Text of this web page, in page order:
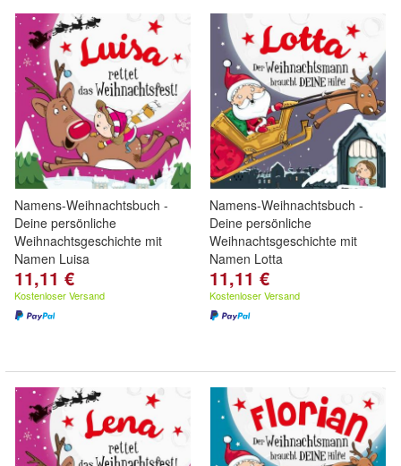
Namens-Weihnachtsbuch -
Deine persönliche
Weihnachtsgeschichte mit
Namen Luisa
11,11 €
Kostenloser Versand
Namens-Weihnachtsbuch -
Deine persönliche
Weihnachtsgeschichte mit
Namen Lotta
11,11 €
Kostenloser Versand